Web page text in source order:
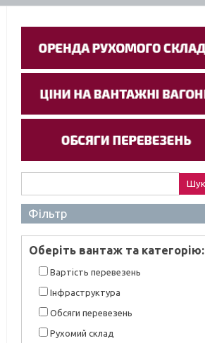
Фільтр
Оберiть вантаж та категорiю:
Вартiсть перевезень
Інфраструктура
Обсяги перевезень
Рухомий склад